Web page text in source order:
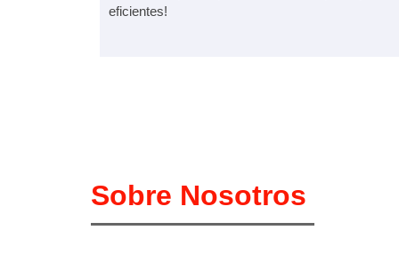
eficientes!
Sobre Nosotros